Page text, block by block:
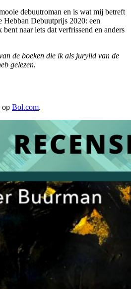
debuutroman en is wat mij betreft
Hebban Debuutprijs 2020: een
naar iets dat verfrissend en anders
de boeken die ik als jurylid van de
gelezen.
op Bol.com.